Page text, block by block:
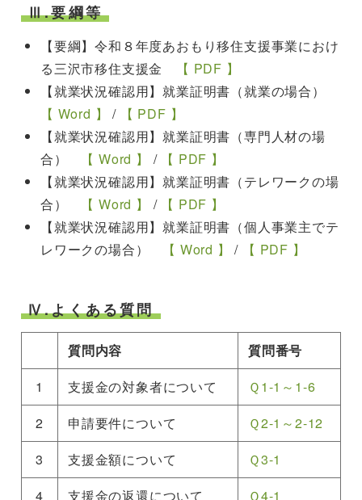
Ⅲ.要綱等
【要綱】令和８年度あおもり移住支援事業におけ
る三沢市移住支援金
【 PDF 】
【就業状況確認用】就業証明書（就業の場合）
【 Word 】
/
【 PDF 】
【就業状況確認用】就業証明書（専門人材の場
合）
【 Word 】 /
【 PDF 】
【就業状況確認用】就業証明書（テレワークの場
合）
【 Word 】 /
【 PDF 】
【就業状況確認用】就業証明書（個人事業主でテ
レワークの場合）
【 Word 】 / 【 PDF 】
Ⅳ.よくある質問
質問内容
質問番号
1
支援金の対象者について
Ｑ1-1～1-6
2
申請要件について
Ｑ2-1～2-12
3
支援金額について
Ｑ3-1
4
支援金の返還について
Ｑ4-1